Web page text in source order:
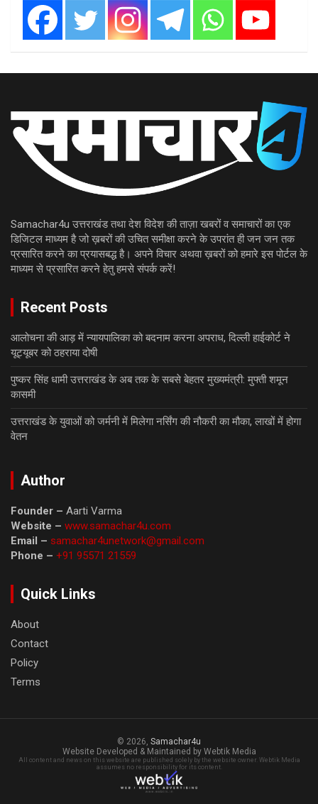
Samachar4u उत्तराखंड तथा देश विदेश की ताज़ा खबरों व समाचारों का एक
डिजिटल माध्यम है जो ख़बरों की उचित समीक्षा करने के उपरांत ही जन जन तक
प्रसारित करने का प्रयासबद्ध है। अपने विचार अथवा ख़बरों को हमारे इस पोर्टल के
माध्यम से प्रसारित करने हेतु हमसे संपर्क करें!
Recent Posts
आलोचना की आड़ में न्यायपालिका को बदनाम करना अपराध, दिल्ली हाईकोर्ट ने
यूट्यूबर को ठहराया दोषी
पुष्कर सिंह धामी उत्तराखंड के अब तक के सबसे बेहतर मुख्यमंत्री: मुफ्ती शमून
कासमी
उत्तराखंड के युवाओं को जर्मनी में मिलेगा नर्सिंग की नौकरी का मौका, लाखों में होगा
वेतन
Author
Founder – Aarti Varma
Website – www.samachar4u.com
Email – samachar4unetwork@gmail.com
Phone – +91 95571 21559
Quick Links
About
Contact
Policy
Terms
© 2026, Samachar4u
Website Developed & Maintained by Webtik Media
All content and news on this website are published solely by the website owner. Webtik Media
assumes no responsibility for its content.